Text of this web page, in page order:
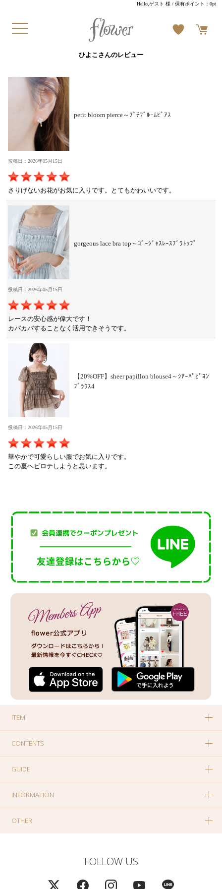
Hello,ゲスト 様 / 保有ポイント：0pt
ひよこさんのレビュー
petit bloom pierce～ﾌﾟﾁﾌﾞﾙｰﾑﾋﾟｱｽ
投稿日：2026年05月15日
さりげないお花がお気に入りです。とてもかわいいです。
gorgeous lace bra top～ｺﾞｰｼﾞｬｽﾚｰｽﾌﾞﾗﾄｯﾌﾟ
投稿日：2026年05月15日
レースの安心感が偉大です！
カパカパすることなく活用できそうです。
【20%OFF】sheer papillon blouse4～ｼｱｰﾊﾟﾋﾟﾖﾝ
ﾌﾞﾗｳｽ4
投稿日：2026年05月15日
華やかで可愛らしい服でお気に入りです。
この夏ヘビロテしようと思います。
ITEM
CONTENTS
GUIDE
INFORMATION
OTHER
FOLLOW US